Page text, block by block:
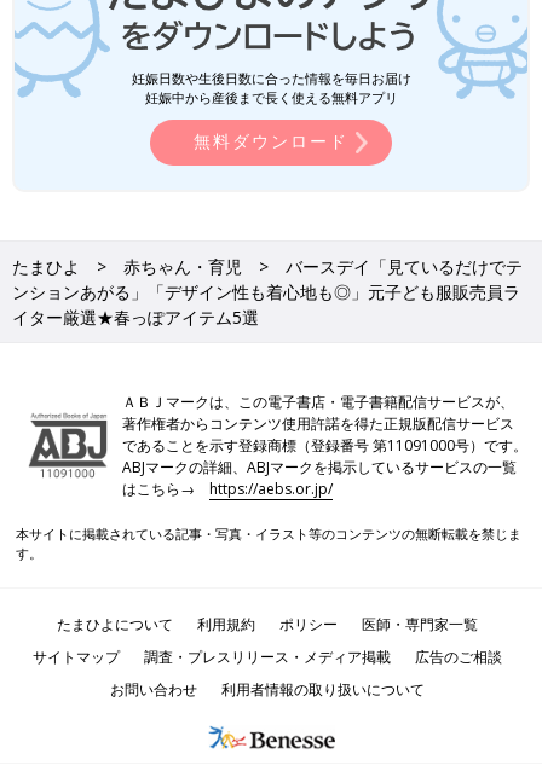
妊娠日数や生後日数に合った情報を毎日お届け
妊娠中から産後まで長く使える無料アプリ
無料ダウンロード
たまひよ 赤ちゃん・育児
バースデイ「見ているだけでテ
ンションあがる」「デザイン性も着心地も◎」元子ども服販売員ラ
イター厳選★春っぽアイテム5選
ＡＢＪマークは、この電子書店・電子書籍配信サービスが、
著作権者からコンテンツ使用許諾を得た正規版配信サービス
であることを示す登録商標（登録番号 第11091000号）です。
ABJマークの詳細、ABJマークを掲示しているサービスの一覧
はこちら→https://aebs.or.jp/
本サイトに掲載されている記事・写真・イラスト等のコンテンツの無断転載を禁じま
す。
たまひよについて 利用規約 ポリシー
医師・専門家一覧
サイトマップ
調査・プレスリリース・メディア掲載
広告のご相談
お問い合わせ
利用者情報の取り扱いについて